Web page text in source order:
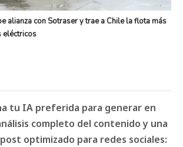
alianza con Sotraser y trae a Chile la flota más
eléctricos
tu IA preferida para generar en
completo del contenido y una
optimizado para redes sociales: